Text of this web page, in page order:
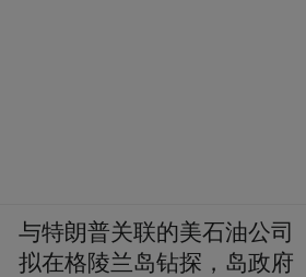
与特朗普关联的美石油公司
拟在格陵兰岛钻探，岛政府